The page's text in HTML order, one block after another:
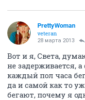
PrettyWoman
veteran
28 марта 2013
Вот и я, Света,
не задерживается,
каждый пол часа
да и самой как то
бегают, почему я